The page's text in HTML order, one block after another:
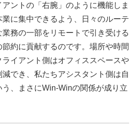
ントの「右腕」のように機能しま
に集中できるよう、日々のルーテ
務の一部をリモートで引き受ける
約に貢献するのです。場所や時間
イアント側はオフィススペースや
でき、私たちアシスタント側は自
、まさにWin-Winの関係が成り立